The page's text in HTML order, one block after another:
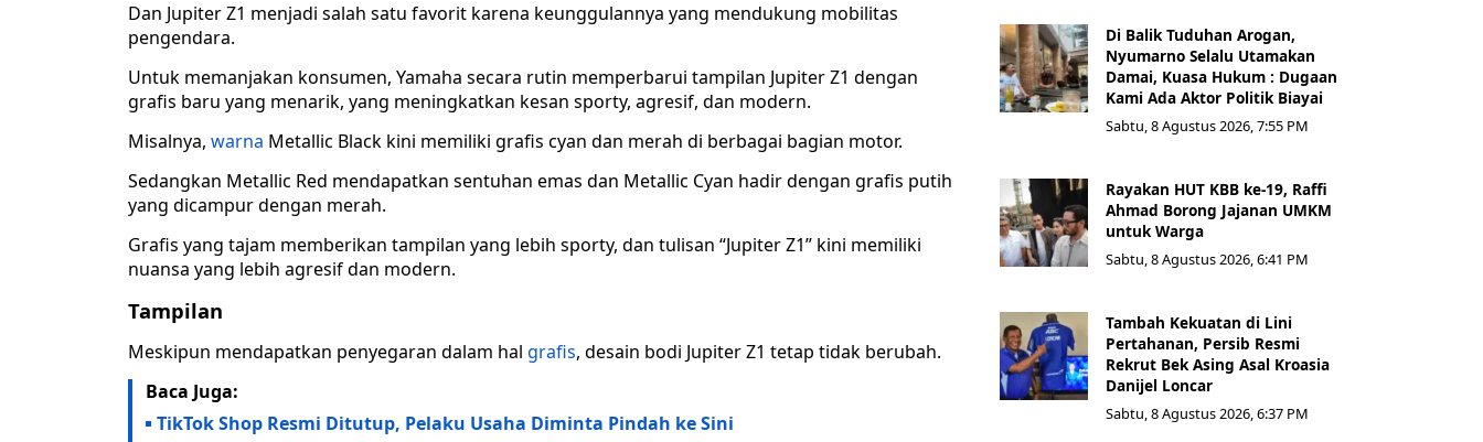
Dan Jupiter Z1 menjadi salah satu favorit karena keunggulannya yang mendukung mobilitas
pengendara.
Untuk memanjakan konsumen, Yamaha secara rutin memperbarui tampilan Jupiter Z1 dengan
grafis baru yang menarik, yang meningkatkan kesan sporty, agresif, dan modern.
Misalnya, warna Metallic Black kini memiliki grafis cyan dan merah di berbagai bagian motor.
Sedangkan Metallic Red mendapatkan sentuhan emas dan Metallic Cyan hadir dengan grafis putih
yang dicampur dengan merah.
Grafis yang tajam memberikan tampilan yang lebih sporty, dan tulisan “Jupiter Z1” kini memiliki
nuansa yang lebih agresif dan modern.
Tampilan
Meskipun mendapatkan penyegaran dalam hal grafis, desain bodi Jupiter Z1 tetap tidak berubah.
Baca Juga:
TikTok Shop Resmi Ditutup, Pelaku Usaha Diminta Pindah ke Sini
Di Balik Tuduhan Arogan,
Nyumarno Selalu Utamakan
Damai, Kuasa Hukum : Dugaan
Kami Ada Aktor Politik Biayai
Sabtu, 8 Agustus 2026, 7:55 PM
Rayakan HUT KBB ke-19, Raffi
Ahmad Borong Jajanan UMKM
untuk Warga
Sabtu, 8 Agustus 2026, 6:41 PM
Tambah Kekuatan di Lini
Pertahanan, Persib Resmi
Rekrut Bek Asing Asal Kroasia
Danijel Loncar
Sabtu, 8 Agustus 2026, 6:37 PM